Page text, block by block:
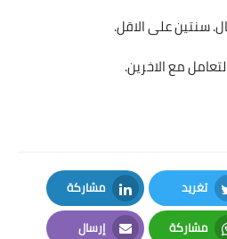
سنتين على الاقل.
مع الاخرين.
تغريد
Twitter
مشاركة
LinkedIn
مشاركة إرسال